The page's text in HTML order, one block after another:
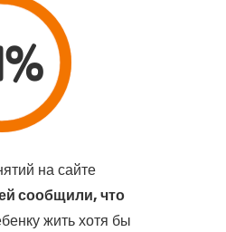
на сайте
сообщили, что
жить хотя бы